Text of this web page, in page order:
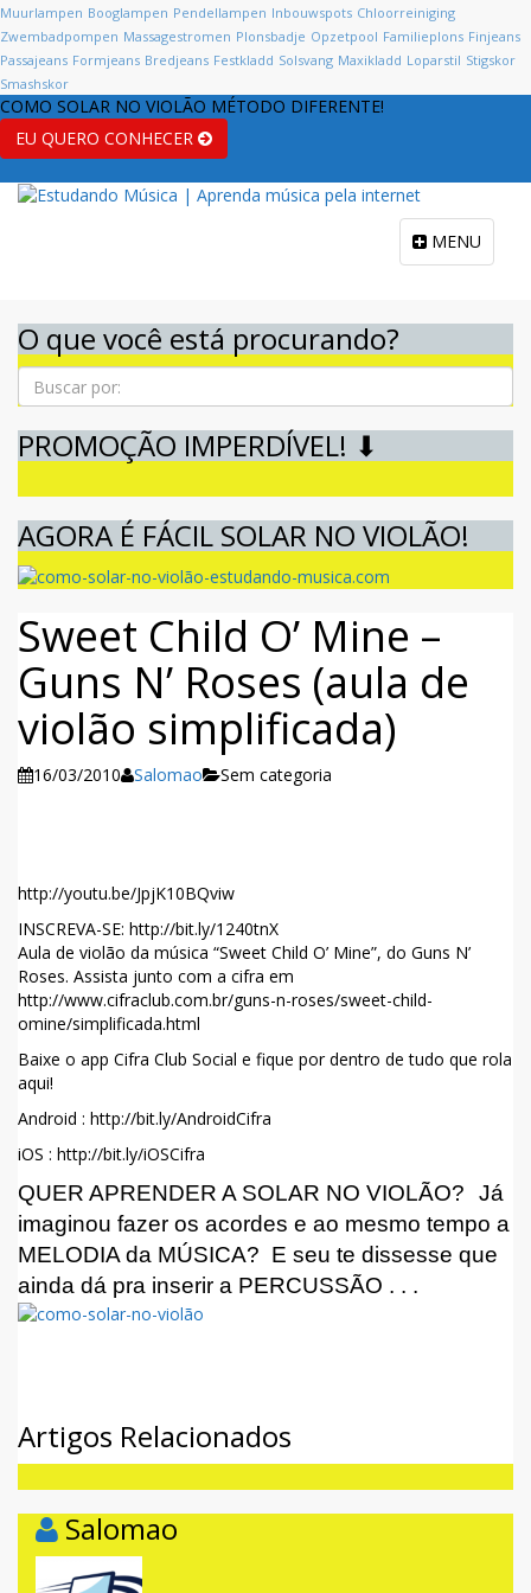
Muurlampen Booglampen Pendellampen Inbouwspots Chloorreiniging
Zwembadpompen Massagestromen Plonsbadje Opzetpool Familieplons Finjeans
Passajeans Formjeans Bredjeans Festkladd Solsvang Maxikladd Loparstil Stigskor
Smashskor
COMO SOLAR NO VIOLÃO MÉTODO DIFERENTE!
EU QUERO CONHECER
MENU
O que você está procurando?
Pesquisa
PROMOÇÃO IMPERDÍVEL! ⬇
AGORA É FÁCIL SOLAR NO VIOLÃO!
Sweet Child O’ Mine –
Guns N’ Roses (aula de
violão simplificada)
16/03/2010 Salomao
Sem categoria
http://youtu.be/JpjK10BQviw
INSCREVA-SE: http://bit.ly/1240tnX
Aula de violão da música “Sweet Child O’ Mine”, do Guns N’
Roses. Assista junto com a cifra em
http://www.cifraclub.com.br/guns-n-roses/sweet-child-
omine/simplificada.html
Baixe o app Cifra Club Social e fique por dentro de tudo que rola
aqui!
Android : http://bit.ly/AndroidCifra
iOS : http://bit.ly/iOSCifra
QUER APRENDER A SOLAR NO VIOLÃO?
Já
imaginou fazer os acordes e ao mesmo tempo a
MELODIA da MÚSICA? E seu te dissesse que
ainda dá pra inserir a PERCUSSÃO . . .
Artigos Relacionados
Salomao